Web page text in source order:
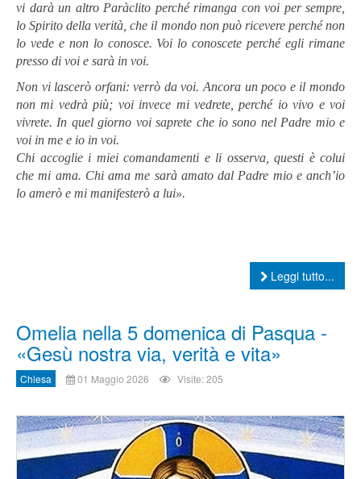
vi darà un altro Paràclito perché rimanga con voi per sempre,
lo Spirito della verità, che il mondo non può ricevere perché non
lo vede e non lo conosce. Voi lo conoscete perché egli rimane
presso di voi e sarà in voi.
Non vi lascerò orfani: verrò da voi. Ancora un poco e il mondo
non mi vedrà più; voi invece mi vedrete, perché io vivo e voi
vivrete. In quel giorno voi saprete che io sono nel Padre mio e
voi in me e io in voi.
Chi accoglie i miei comandamenti e li osserva, questi è colui
che mi ama. Chi ama me sarà amato dal Padre mio e anch’io
lo amerò e mi manifesterò a lui».
Leggi tutto...
Omelia nella 5 domenica di Pasqua -
«Gesù nostra via, verità e vita»
Chiesa 01 Maggio 2026 Visite: 205